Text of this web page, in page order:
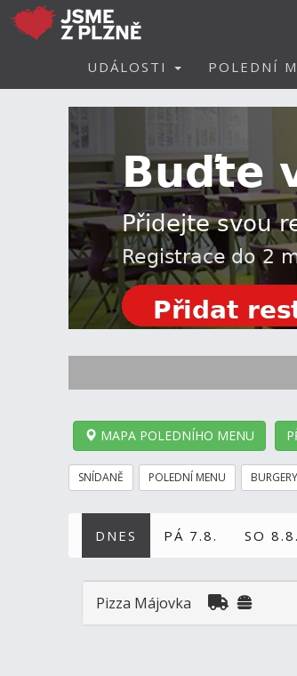
UDÁLOSTI POLEDNÍ
MAPA POLEDNÍHO MENU
SNÍDANĚ POLEDNÍ MENU BURGERY
DNES PÁ 7.8. SO 8.8.
Pizza Májovka